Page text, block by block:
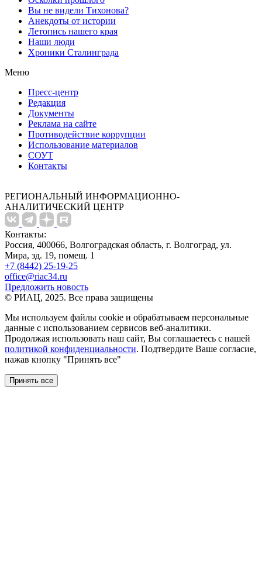
Вы не видели Тихонова?
Анекдоты от истории
Летопись нашего края
Наши люди
Хроники Сталинграда
Меню
Пресс-центр
Редакция
Документы
Реклама на сайте
Противодействие коррупции
Использование материалов
СОУТ
Контакты
РЕГИОНАЛЬНЫЙ ИНФОРМАЦИОННО-
АНАЛИТИЧЕСКИЙ ЦЕНТР
Контакты:
Россия, 400066, Волгоградская область, г. Волгоград, ул.
Мира, зд. 19, помещ. 1
+7 (8442) 25-19-25
office@riac34.ru
Предложить новость
© РИАЦ, 2025. Все права защищены
Мы используем файлы сookie и обрабатываем персональные
данные с использованием сервисов веб-аналитики.
Продолжая использовать наш сайт, Вы соглашаетесь с нашей
политикой конфиденциальности. Подтвердите Ваше согласие,
нажав кнопку "Принять все"
Принять все